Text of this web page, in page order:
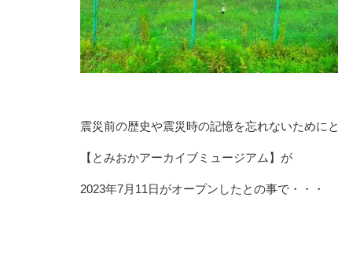
震災前の歴史や震災時の記憶を忘れないためにと
【とみおかアーカイブミュージアム】が
2023年7月11日がオープンしたとの事で・・・